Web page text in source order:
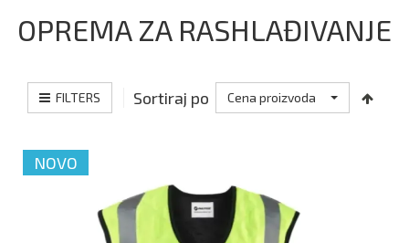
OPREMA ZA RASHLAĐIVANJE
FILTERS Sortiraj po Cena proizvoda
NOVO